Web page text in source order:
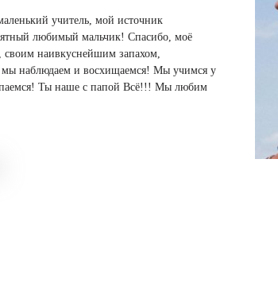
учитель, мой источник
любимый мальчик! Спасибо, моё
своим наивкуснейшим запахом,
наблюдаем и восхищаемся! Мы учимся у
Ты наше с папой Всё!!! Мы любим